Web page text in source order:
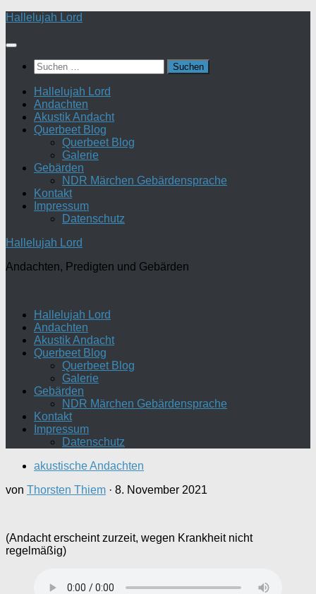
Zum
springen
Hallelujah Lord
Suchen
nach:
Hallelujah Lord
Andachten
Akustik Andacht
Querbeet Blog
Querbeet Blog
Galerie
Gebärden
NDR Märchen Gebärdensprache
Kontakt
Impressum
Datenschutz
Hallelujah Lord
Andachten, Predigten und Gebärden
Hallelujah Lord
Andachten
Akustik Andacht
Querbeet Blog
Querbeet Blog
Galerie
Gebärden
NDR Märchen Gebärdensprache
Kontakt
Impressum
Datenschutz
akustische Andachten
von Thorsten Thiem · 8. November 2021
(Andacht erscheint zurzeit, wegen Krankheit nicht
regelmäßig)